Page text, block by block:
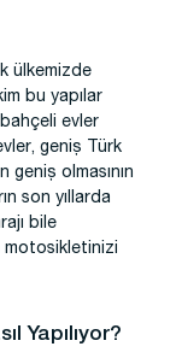
ülkemizde
bu yapılar
evler
geniş Türk
geniş olmasının
son yıllarda
bile
motosikletinizi
Yapılıyor?